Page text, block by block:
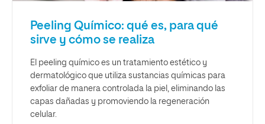
Peeling Químico: qué es, para qué
sirve y cómo se realiza
El peeling químico es un tratamiento estético y
dermatológico que utiliza sustancias químicas para
exfoliar de manera controlada la piel, eliminando las
capas dañadas y promoviendo la regeneración
celular.